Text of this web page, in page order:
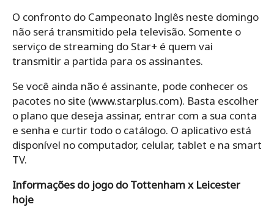
O confronto do Campeonato Inglês neste domingo
não será transmitido pela televisão. Somente o
serviço de streaming do Star+ é quem vai
transmitir a partida para os assinantes.
Se você ainda não é assinante, pode conhecer os
pacotes no site (www.starplus.com). Basta escolher
o plano que deseja assinar, entrar com a sua conta
e senha e curtir todo o catálogo. O aplicativo está
disponível no computador, celular, tablet e na smart
TV.
Informações do jogo do Tottenham x Leicester
hoje